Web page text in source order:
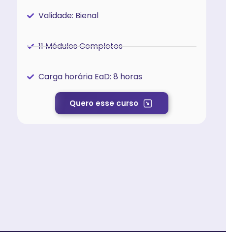
Validade: Bienal
11 Módulos Completos
Carga horária EaD: 8 horas
Quero esse curso